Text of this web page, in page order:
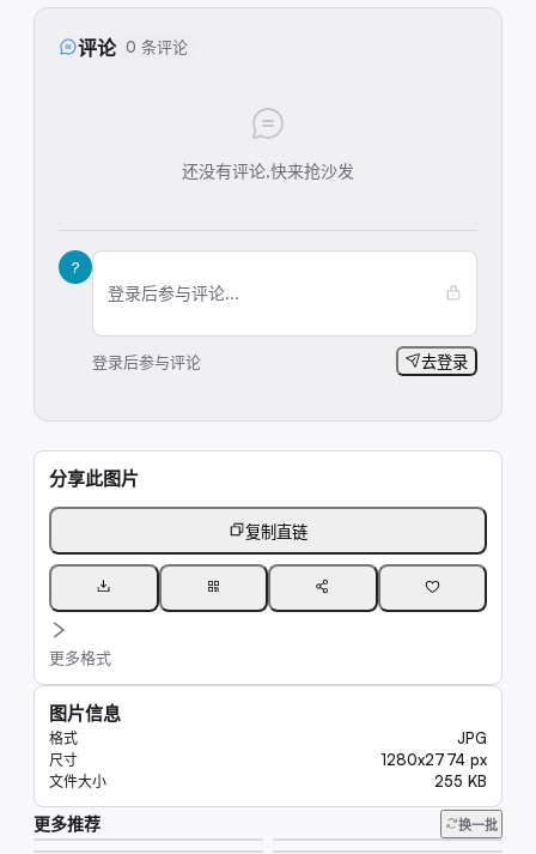
评论 0 条评论
还没有评论,快来抢沙发
?
登录后参与评论...
登录后参与评论 去登录
分享此图片
复制直链
更多格式
图片信息
格式 JPG
尺寸 1280x2774 px
文件大小 255 KB
更多推荐 换一批
45K
23K
6.7K
6.6K
6.6K